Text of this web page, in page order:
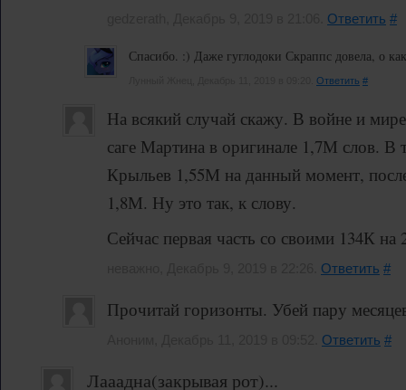
Ответить #
Спасибо. :) Даже гуглодоки Скраппс довела, о
Ответить #
На всякий случай скажу. В войне и
саге Мартина в оригинале 1,7М слов. В
Крыльев 1,55М на данный момент,
1,8М. Ну это так, к слову.
Сейчас первая часть со своими 134К на
Ответить #
Прочитай горизонты. Убей пару
Ответить #
Лааадна(закрывая рот)...